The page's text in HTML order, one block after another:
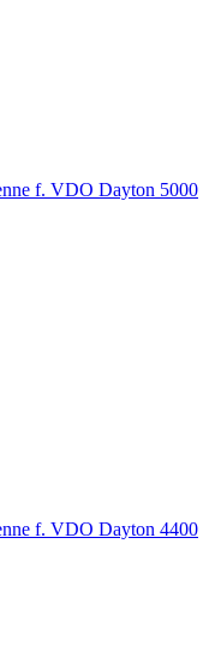
f. VDO Dayton 5000
f. VDO Dayton 4400